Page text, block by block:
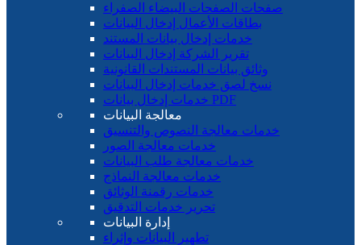
صفحات الصفحات البيضاء الصفراء
بطاقات الأعمال إدخال البيانات
خدمات إدخال بيانات المستند
تقرير الشركة إدخال البيانات
وثائق بيانات المستندات القانونية
نسخ لصق خدمات إدخال البيانات
خدمات إدخال بيانات PDF
معالجة البيانات
خدمات معالجة النصوص والتنسيق
خدمات معالجة الصور
خدمات معالجة طلب البيانات
خدمات معالجة النماذج
خدمات رقمنة الوثائق
تحرير خدمات التدقيق
إدارة البيانات
تطهير البيانات وإثراء